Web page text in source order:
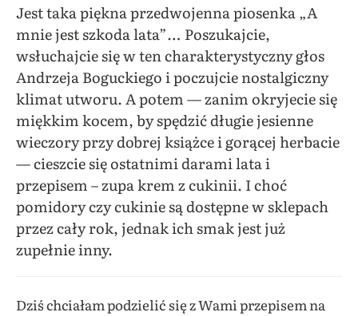
Jest taka piękna przedwojenna piosenka „A
mnie jest szkoda lata”… Poszukajcie,
wsłuchajcie się w ten charakterystyczny głos
Andrzeja Boguckiego i poczujcie nostalgiczny
klimat utworu. A potem — zanim okryjecie się
miękkim kocem, by spędzić długie jesienne
wieczory przy dobrej książce i gorącej herbacie
— cieszcie się ostatnimi darami lata i
przepisem – zupa krem z cukinii. I choć
pomidory czy cukinie są dostępne w sklepach
przez cały rok, jednak ich smak jest już
zupełnie inny.
Dziś chciałam podzielić się z Wami przepisem na